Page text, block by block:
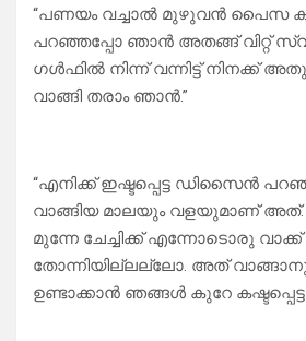
“പണയം വച്ചാൽ മുഴുവൻ പൈസ
പറഞ്ഞപ്പോ ഞാൻ അതങ്ങ് വിറ്റ്
ഗൾഫിൽ നിന്ന് വന്നിട്ട് നിനക്ക്
വാങ്ങി തരാം ഞാൻ.”
“എനിക്ക് ഇഷ്ടപ്പെട്ട ഡിസൈൻ
വാങ്ങിയ മാലയും വളയുമാണ്
മുന്നേ ചേച്ചിക്ക് എന്നോടൊരു വാക്ക്
തോന്നിയില്ലല്ലോ. അത്
ഉണ്ടാക്കാൻ ഞങ്ങൾ കുറേ